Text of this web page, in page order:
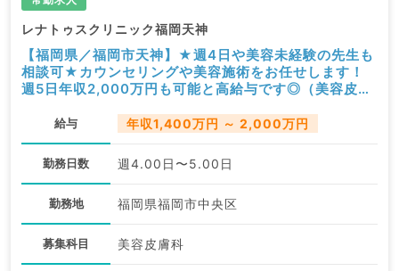
レナトゥスクリニック福岡天神
【福岡県／福岡市天神】★週4日や美容未経験の先生も
相談可★カウンセリングや美容施術をお任せします！
週5日年収2,000万円も可能と高給与です◎（美容皮膚
給与 年収1,400万円 ～ 2,000万円
勤務日数 週4.00日〜5.00日
勤務地 福岡県福岡市中央区
募集科目 美容皮膚科